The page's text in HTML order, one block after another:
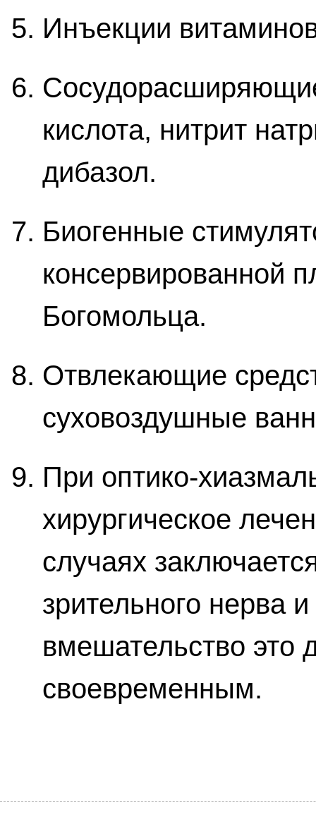
Инъекции
кислота, нитрит
дибазол.
Биогенные
консервированной
Богомольца.
Отвлекающие
суховоздушные
При оптико-
хирургическое
случаях
зрительного нерва
вмешательство это
своевременным.